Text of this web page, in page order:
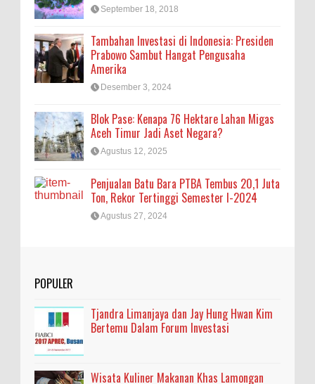
September 18, 2018
Tambahan Investasi di Indonesia: Presiden
Prabowo Sambut Hangat Pengusaha
Amerika
Desember 3, 2024
Blok Pase: Kenapa 76 Hektare Lahan Migas
Aceh Timur Jadi Aset Negara?
Agustus 12, 2025
Penjualan Batu Bara PTBA Tembus 20,1 Juta
Ton, Rekor Tertinggi Semester I-2024
Agustus 27, 2024
POPULER
Tjandra Limanjaya dan Jay Hung Hwan Kim
Bertemu Dalam Forum Investasi
Wisata Kuliner Makanan Khas Lamongan